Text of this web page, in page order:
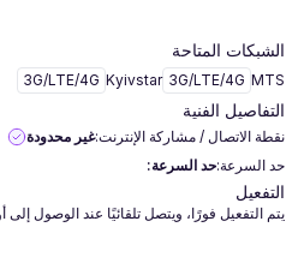
الشبكات المتاحة
MTS
3G/LTE/4G
Kyivstar
3G/LTE/4G
التفاصيل الفنية
نقطة الاتصال / مشاركة الإنترنت:غير محدودة
حد السرعة:حد السرعة:
التفعيل
يتم التفعيل فورًا، ويتصل تلقائيًا عند الوصول إلى